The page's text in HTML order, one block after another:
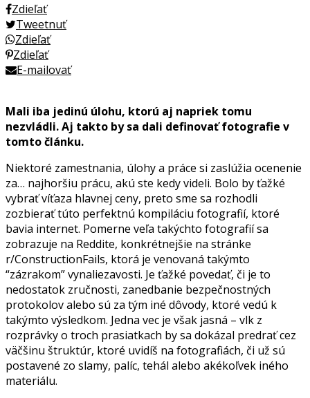
Zdieľať
Tweetnuť
Zdieľať
Zdieľať
E-mailovať
Mali iba jedinú úlohu, ktorú aj napriek tomu
nezvládli. Aj takto by sa dali definovať fotografie v
tomto článku.
Niektoré zamestnania, úlohy a práce si zaslúžia ocenenie
za… najhoršiu prácu, akú ste kedy videli. Bolo by ťažké
vybrať víťaza hlavnej ceny, preto sme sa rozhodli
zozbierať túto perfektnú kompiláciu fotografií, ktoré
bavia internet. Pomerne veľa takýchto fotografií sa
zobrazuje na Reddite, konkrétnejšie na stránke
r/ConstructionFails, ktorá je venovaná takýmto
“zázrakom” vynaliezavosti. Je ťažké povedať, či je to
nedostatok zručnosti, zanedbanie bezpečnostných
protokolov alebo sú za tým iné dôvody, ktoré vedú k
takýmto výsledkom. Jedna vec je však jasná – vlk z
rozprávky o troch prasiatkach by sa dokázal predrať cez
väčšinu štruktúr, ktoré uvidíš na fotografiách, či už sú
postavené zo slamy, palíc, tehál alebo akékoľvek iného
materiálu.